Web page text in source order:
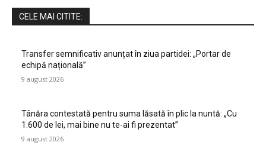
CELE MAI CITITE:
Transfer semnificativ anunțat în ziua partidei: „Portar de
echipă națională”
9 august 2026
Tânăra contestată pentru suma lăsată în plic la nuntă: „Cu
1.600 de lei, mai bine nu te-ai fi prezentat”
9 august 2026